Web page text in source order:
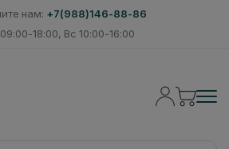
нам: +7(988)146-88-86
18:00, Вс 10:00-16:00